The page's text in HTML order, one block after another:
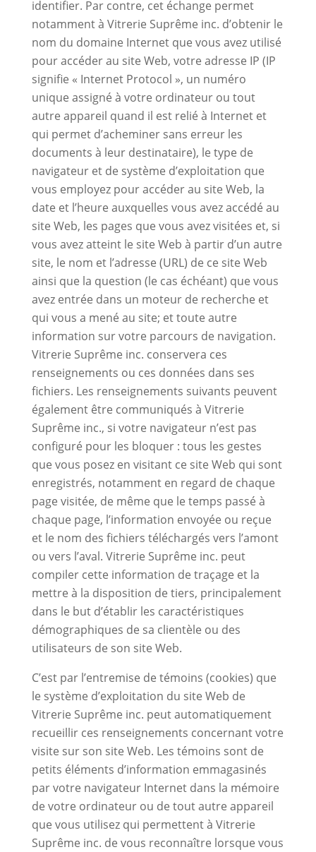
identifier. Par contre, cet échange permet
notamment à Vitrerie Suprême inc. d’obtenir le
nom du domaine Internet que vous avez utilisé
pour accéder au site Web, votre adresse IP (IP
signifie « Internet Protocol », un numéro
unique assigné à votre ordinateur ou tout
autre appareil quand il est relié à Internet et
qui permet d’acheminer sans erreur les
documents à leur destinataire), le type de
navigateur et de système d’exploitation que
vous employez pour accéder au site Web, la
date et l’heure auxquelles vous avez accédé au
site Web, les pages que vous avez visitées et, si
vous avez atteint le site Web à partir d’un autre
site, le nom et l’adresse (URL) de ce site Web
ainsi que la question (le cas échéant) que vous
avez entrée dans un moteur de recherche et
qui vous a mené au site; et toute autre
information sur votre parcours de navigation.
Vitrerie Suprême inc. conservera ces
renseignements ou ces données dans ses
fichiers. Les renseignements suivants peuvent
également être communiqués à Vitrerie
Suprême inc., si votre navigateur n’est pas
configuré pour les bloquer : tous les gestes
que vous posez en visitant ce site Web qui sont
enregistrés, notamment en regard de chaque
page visitée, de même que le temps passé à
chaque page, l’information envoyée ou reçue
et le nom des fichiers téléchargés vers l’amont
ou vers l’aval. Vitrerie Suprême inc. peut
compiler cette information de traçage et la
mettre à la disposition de tiers, principalement
dans le but d’établir les caractéristiques
démographiques de sa clientèle ou des
utilisateurs de son site Web.
C’est par l’entremise de témoins (cookies) que
le système d’exploitation du site Web de
Vitrerie Suprême inc. peut automatiquement
recueillir ces renseignements concernant votre
visite sur son site Web. Les témoins sont de
petits éléments d’information emmagasinés
par votre navigateur Internet dans la mémoire
de votre ordinateur ou de tout autre appareil
que vous utilisez qui permettent à Vitrerie
Suprême inc. de vous reconnaître lorsque vous